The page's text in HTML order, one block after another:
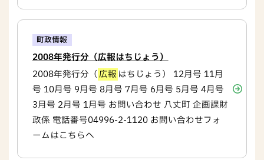
町政情報
2008年発行分（広報はちじょう）
2008年発行分（広報 はちじょう） 12月号 11月
号 10月号 9月号 8月号 7月号 6月号 5月号 4月号
3月号 2月号 1月号 お問い合わせ 八丈町 企画課財
政係 電話番号04996-2-1120 お問い合わせフォ
ームはこちらへ